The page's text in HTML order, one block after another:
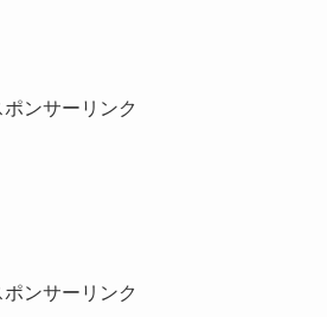
ポンサーリンク
ポンサーリンク